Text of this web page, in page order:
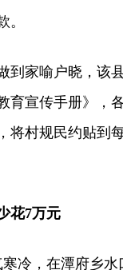
。
家喻户晓，该县
育宣传手册》
将村规民约贴到
花7万元
，在潭府乡水